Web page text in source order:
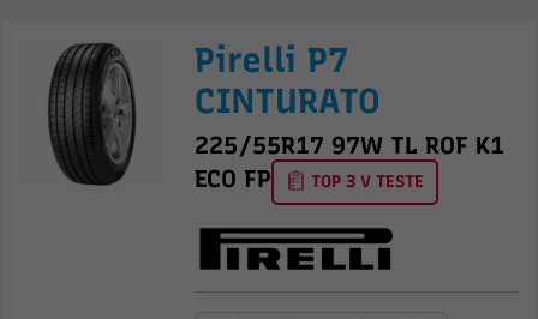
Pirelli P7
CINTURATO
225/55R17 97W TL ROF K1
ECO FP
TOP 3 V TESTE